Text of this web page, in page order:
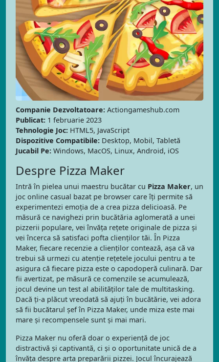
Companie Dezvoltatoare: Actiongameshub.com
Publicat: 1 februarie 2023
Tehnologie Joc: HTML5, JavaScript
Dispozitive Compatibile: Desktop, Mobil, Tabletă
Jucabil Pe: Windows, MacOS, Linux, Android, iOS
Despre Pizza Maker
Intră în pielea unui maestru bucătar cu Pizza Maker, un
joc online casual bazat pe browser care îți permite să
experimentezi emoția de a crea pizza delicioasă. Pe
măsură ce navighezi prin bucătăria aglomerată a unei
pizzerii populare, vei învăța rețete originale de pizza și
vei încerca să satisfaci pofta clienților tăi. În Pizza
Maker, fiecare recenzie a clienților contează, așa că va
trebui să urmezi cu atenție rețetele jocului pentru a te
asigura că fiecare pizza este o capodoperă culinară. Dar
fii avertizat, pe măsură ce comenzile se acumulează,
jocul devine un test al abilităților tale de multitasking.
Dacă ți-a plăcut vreodată să ajuți în bucătărie, vei adora
să fii bucătarul șef în Pizza Maker, unde miza este mai
mare și recompensele sunt și mai mari.
Pizza Maker nu oferă doar o experiență de joc
distractivă și captivantă, ci și o oportunitate unică de a
învăța despre arta preparării pizzei. Jocul încurajează